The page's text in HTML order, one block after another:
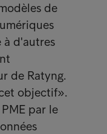
de
à d'autres
de Ratyng.
objectif».
par le